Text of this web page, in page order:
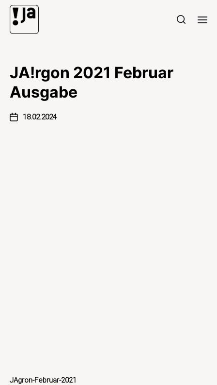
JA!rgon 2021 Februar
Ausgabe
18.02.2024
JAgron-Februar-2021